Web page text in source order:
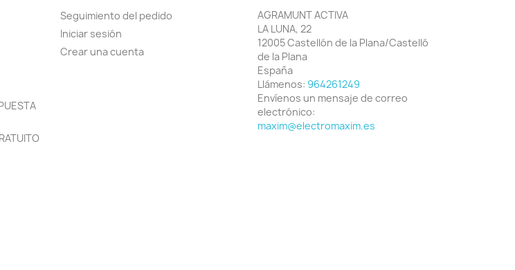
Seguimiento del pedido
Iniciar sesión
Crear una cuenta
AGRAMUNT ACTIVA
LA LUNA, 22
12005 Castellón de la Plana/Castelló
de la Plana
España
Llámenos: 964261249
Envíenos un mensaje de correo
electrónico:
maxim@electromaxim.es